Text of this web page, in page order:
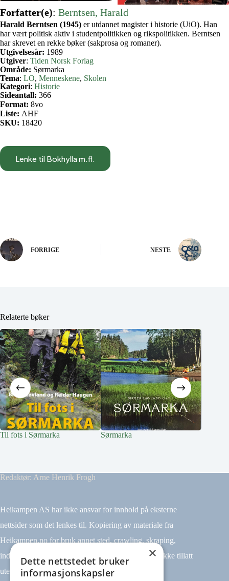
Forfatter(e): Berntsen, Harald
Harald Berntsen (1945) er utdannet magister i historie (UiO). Han
har vært politisk aktiv i studentpolitikken og rikspolitikken. Berntsen
har skrevet en rekke bøker (sakprosa og romaner).
Utgivelsesår: 1989
Utgiver: Tiden Norsk Forlag
Område: Sørmarka
Tema: LO, Menneskene, Skolen
Kategori: Historie
Sideantall: 366
Format: 8vo
Liste: AHF
SKU: 18420
Lenke til Bokhylla m.fl.
FORRIGE NESTE
Relaterte bøker
Til fots i Sørmarka Sørmarka
Redaktør: Arne Henrik Frogh
Heikampen AS har ikke ansvar for innhold på eksterne
nettsider som det lenkes til. Kopiering av materiale fra
Heikampen.no for bruk annet sted, crawling, skraping,
indeksering (for eksempel tekst og datamining) er ikke tillatt
uten avtale.
×
Dette nettstedet bruker
informasjonskapsler